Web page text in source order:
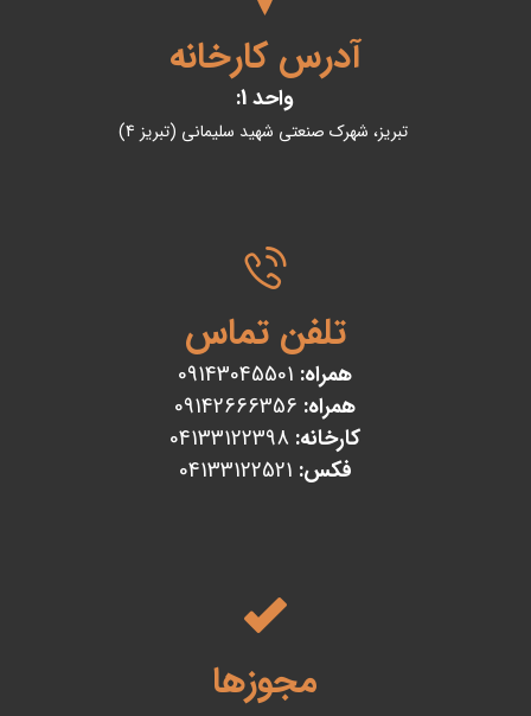
آدرس کارخانه
واحد 1:
تبریز، شهرک صنعتی شهید سلیمانی (تبریز 4)
تلفن تماس
همراه:
همراه:
کارخانه: 04133122398
فکس:
مجوزها